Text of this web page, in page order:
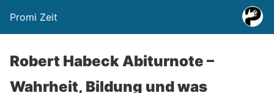
Promi Zeit
Robert Habeck Abiturnote –
Wahrheit, Bildung und was